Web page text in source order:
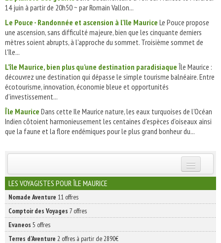
14 juin à partir de 20h50 ~ par Romain Vallon...
Le Pouce - Randonnée et ascension à l'Ile Maurice Le Pouce propose
une ascension, sans difficulté majeure, bien que les cinquante derniers
mètres soient abrupts, à l'approche du sommet. Troisième sommet de
l'île...
L’île Maurice, bien plus qu’une destination paradisiaque Île Maurice :
découvrez une destination qui dépasse le simple tourisme balnéaire. Entre
écotourisme, innovation, économie bleue et opportunités
d’investissement...
Île Maurice Dans cette Ile Maurice nature, les eaux turquoises de l'Océan
Indien côtoient harmonieusement les centaines d'espèces d'oiseaux ainsi
que la faune et la flore endémiques pour le plus grand bonheur du...
INSCRIVEZ-VOUS | ABONNEZ-VOUS
LES VOYAGISTES POUR ÎLE MAURICE
Nomade Aventure 11 offres
Comptoir des Voyages 7 offres
Evaneos 5 offres
Terres d'Aventure 2 offres à partir de 2890€